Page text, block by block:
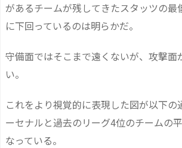
があるチームが残してきたスタッツの最
に下回っているのは明らかだ。
守備面ではそこまで遠くないが、攻撃面
い。
これをより視覚的に表現した図が以下の
ーセナルと過去のリーグ4位のチームの
なっている。